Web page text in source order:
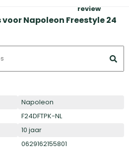
review
Napoleon Freestyle 24
Napoleon
F24DFTPK-NL
10 jaar
0629162155801